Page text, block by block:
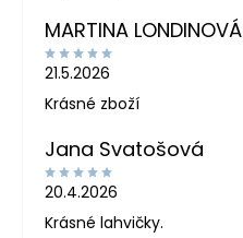
MARTINA LONDINOVÁ
21.5.2026
Krásné zboží
Jana Svatošová
20.4.2026
Krásné lahvičky.